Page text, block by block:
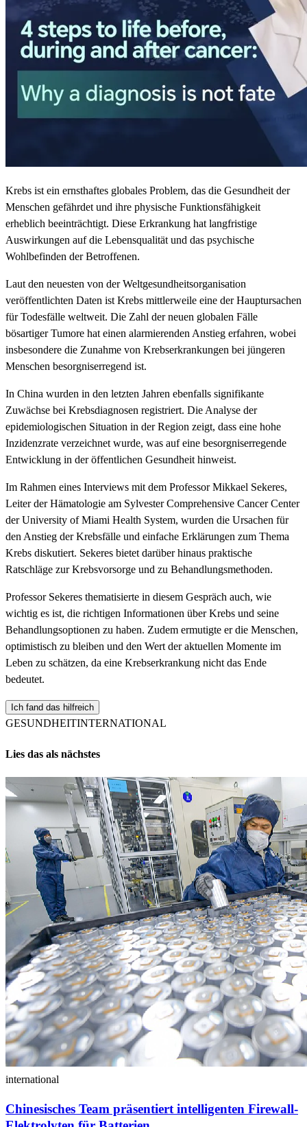
Krebs ist ein ernsthaftes globales Problem, das die Gesundheit der
Menschen gefährdet und ihre physische Funktionsfähigkeit
erheblich beeinträchtigt. Diese Erkrankung hat langfristige
Auswirkungen auf die Lebensqualität und das psychische
Wohlbefinden der Betroffenen.
Laut den neuesten von der Weltgesundheitsorganisation
veröffentlichten Daten ist Krebs mittlerweile eine der Hauptursachen
für Todesfälle weltweit. Die Zahl der neuen globalen Fälle
bösartiger Tumore hat einen alarmierenden Anstieg erfahren, wobei
insbesondere die Zunahme von Krebserkrankungen bei jüngeren
Menschen besorgniserregend ist.
In China wurden in den letzten Jahren ebenfalls signifikante
Zuwächse bei Krebsdiagnosen registriert. Die Analyse der
epidemiologischen Situation in der Region zeigt, dass eine hohe
Inzidenzrate verzeichnet wurde, was auf eine besorgniserregende
Entwicklung in der öffentlichen Gesundheit hinweist.
Im Rahmen eines Interviews mit dem Professor Mikkael Sekeres,
Leiter der Hämatologie am Sylvester Comprehensive Cancer Center
der University of Miami Health System, wurden die Ursachen für
den Anstieg der Krebsfälle und einfache Erklärungen zum Thema
Krebs diskutiert. Sekeres bietet darüber hinaus praktische
Ratschläge zur Krebsvorsorge und zu Behandlungsmethoden.
Professor Sekeres thematisierte in diesem Gespräch auch, wie
wichtig es ist, die richtigen Informationen über Krebs und seine
Behandlungsoptionen zu haben. Zudem ermutigte er die Menschen,
optimistisch zu bleiben und den Wert der aktuellen Momente im
Leben zu schätzen, da eine Krebserkrankung nicht das Ende
bedeutet.
Ich fand das hilfreich
GESUNDHEITINTERNATIONAL
Lies das als nächstes
international
Chinesisches Team präsentiert intelligenten Firewall-